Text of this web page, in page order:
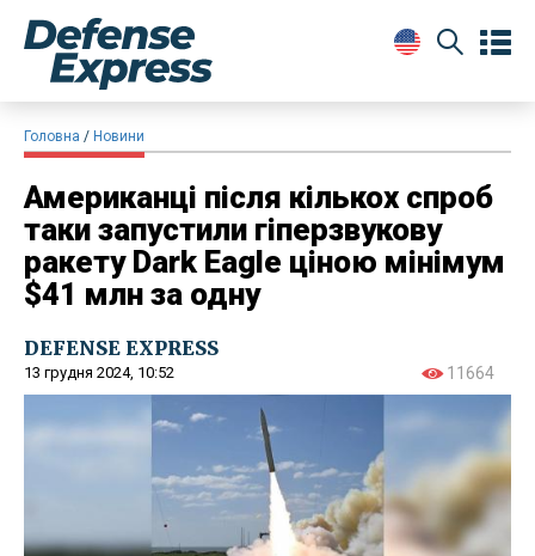
Головна Новини
Американці після кількох спроб
таки запустили гіперзвукову
ракету Dark Eagle ціною мінімум
$41 млн за одну
DEFENSE EXPRESS
13 грудня 2024, 10:52 11664